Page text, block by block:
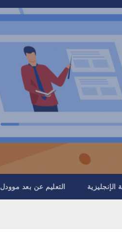
التعليم عن بعد موودل